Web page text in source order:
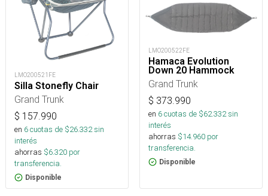
LMO200521FE
Silla Stonefly Chair
Grand Trunk
$ 157.990
en 6cuotas de $26.332sin
interés
ahorras $6.320 por
transferencia.
Disponible
LMO200522FE
Hamaca Evolution
Down 20 Hammock
Grand Trunk
$ 373.990
en 6cuotas de $62.332sin
interés
ahorras $14.960 por
transferencia.
Disponible